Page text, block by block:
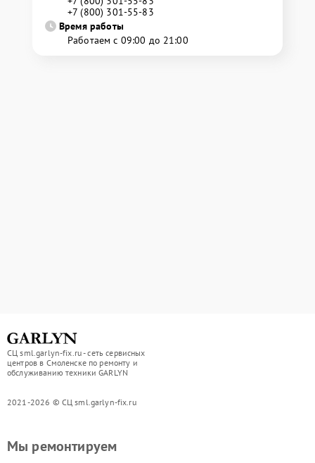
+7 (800) 301-55-83
Время работы
Работаем с 09:00 до 21:00
СЦ sml.garlyn-fix.ru - сеть сервисных
центров в Смоленске по ремонту и
обслуживанию техники GARLYN
2021-2026 © СЦ sml.garlyn-fix.ru
Мы ремонтируем